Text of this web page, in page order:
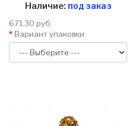
Наличие: под заказ
671.30 руб
Вариант упаковки